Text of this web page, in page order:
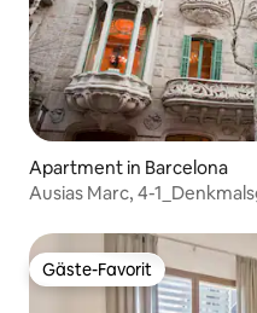
Apartment in Barcelona
Ausias Marc, 4-
Gäste-Favorit
Gäste-Favorit